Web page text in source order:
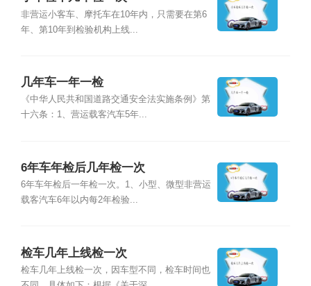
非营运小客车、摩托车在10年内，只需要在第6
年、第10年到检验机构上线...
几年车一年一检
《中华人民共和国道路交通安全法实施条例》第
十六条：1、营运载客汽车5年...
6年车年检后几年检一次
6年车年检后一年检一次。1、小型、微型非营运
载客汽车6年以内每2年检验...
检车几年上线检一次
检车几年上线检一次，因车型不同，检车时间也